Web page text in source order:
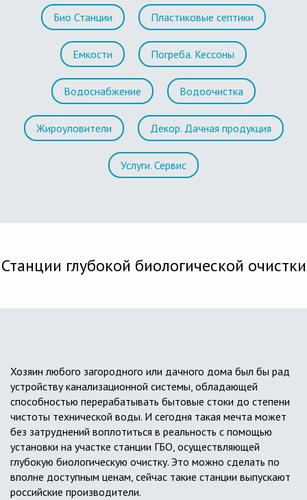
Био Станции Пластиковые септики
Емкости Погреба. Кессоны
Водоснабжение Водоочистка
Жироуловители Декор. Дачная продукция
Услуги. Сервис
Станции глубокой биологической очистки
Хозяин любого загородного или дачного дома был бы рад
устройству канализационной системы, обладающей
способностью перерабатывать бытовые стоки до степени
чистоты технической воды. И сегодня такая мечта может
без затруднений воплотиться в реальность с помощью
установки на участке станции ГБО, осуществляющей
глубокую биологическую очистку. Это можно сделать по
вполне доступным ценам, сейчас такие станции выпускают
российские производители.